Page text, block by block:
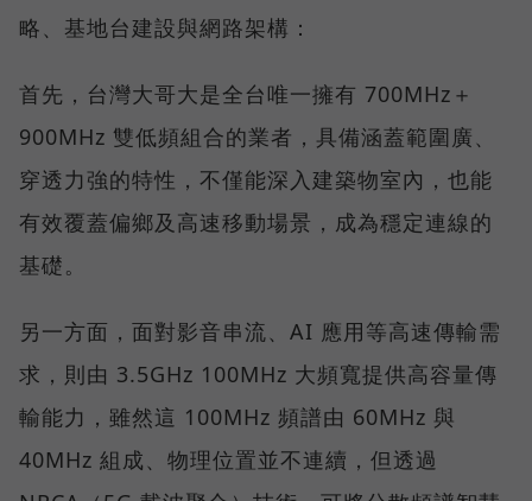
略、基地台建設與網路架構：
首先，台灣大哥大是全台唯一擁有 700MHz＋
900MHz 雙低頻組合的業者，具備涵蓋範圍廣、
穿透力強的特性，不僅能深入建築物室內，也能
有效覆蓋偏鄉及高速移動場景，成為穩定連線的
基礎。
另一方面，面對影音串流、AI 應用等高速傳輸需
求，則由 3.5GHz 100MHz 大頻寬提供高容量傳
輸能力，雖然這 100MHz 頻譜由 60MHz 與
40MHz 組成、物理位置並不連續，但透過